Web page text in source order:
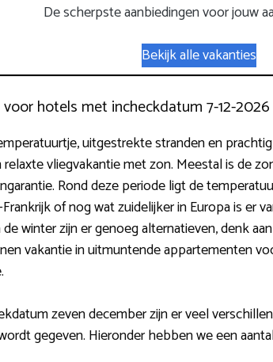
De scherpste aanbiedingen voor jouw
Bekijk alle vakanties
hotels met incheckdatum 7-12-2026
uitgestrekte stranden en
vliegvakantie met zon. Meestal is de
Rond deze periode ligt de
Frankrijk of nog wat zuidelijker in Europa is er
winter zijn er genoeg alternatieven, denk
vakantie in uitmuntende appartementen
zeven december zijn er veel
gegeven. Hieronder hebben we een